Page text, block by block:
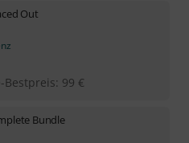
Out
Bestpreis: 99 €
Bundle